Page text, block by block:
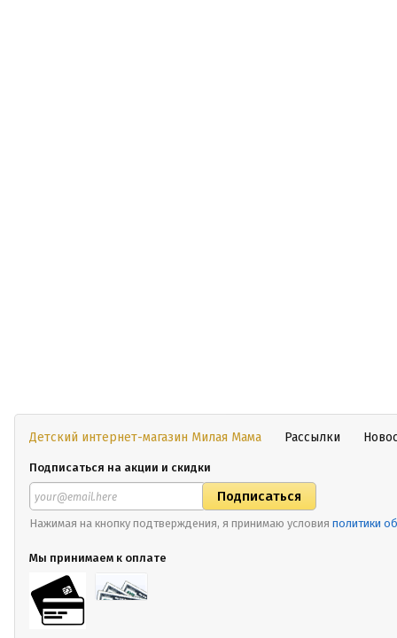
Детский интернет-магазин Милая Мама Рассылки
Подписаться на акции и скидки
Нажимая на кнопку подтверждения, я принимаю условия политики
Мы принимаем к оплате